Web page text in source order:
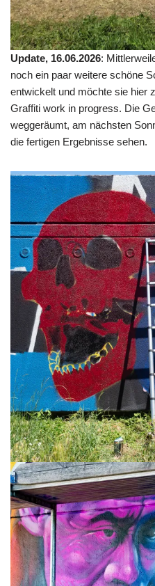
Update, 16.06.2026:
noch ein paar weitere schöne
entwickelt und möchte sie hier
Graffiti work in progress. Die
weggeräumt, am nächsten
die fertigen Ergebnisse sehen.